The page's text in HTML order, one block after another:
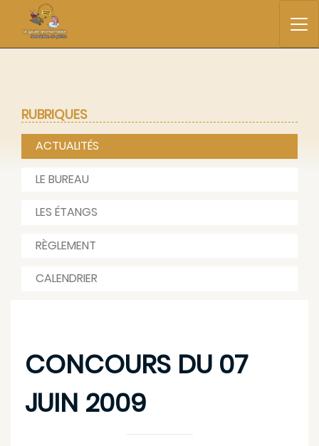
CONCOURS DU 07
JUIN 2009
RUBRIQUES
ACTUALITÉS
LE BUREAU
LES ÉTANGS
RÈGLEMENT
CALENDRIER